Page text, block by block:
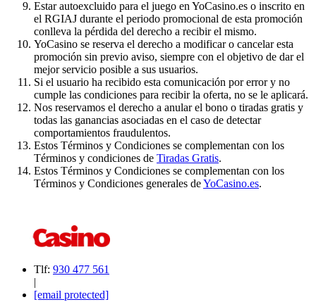
Estar autoexcluido para el juego en YoCasino.es o inscrito en
el RGIAJ durante el periodo promocional de esta promoción
conlleva la pérdida del derecho a recibir el mismo.
YoCasino se reserva el derecho a modificar o cancelar esta
promoción sin previo aviso, siempre con el objetivo de dar el
mejor servicio posible a sus usuarios.
Si el usuario ha recibido esta comunicación por error y no
cumple las condiciones para recibir la oferta, no se le aplicará.
Nos reservamos el derecho a anular el bono o tiradas gratis y
todas las ganancias asociadas en el caso de detectar
comportamientos fraudulentos.
Estos Términos y Condiciones se complementan con los
Términos y condiciones de Tiradas Gratis.
Estos Términos y Condiciones se complementan con los
Términos y Condiciones generales deYoCasino.es.
Tlf: 930 477 561
|
[email protected]